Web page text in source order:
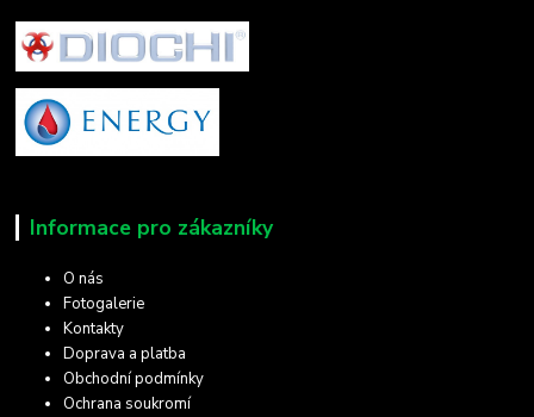
Informace pro zákazníky
O nás
Fotogalerie
Kontakty
Doprava a platba
Obchodní podmínky
Ochrana soukromí